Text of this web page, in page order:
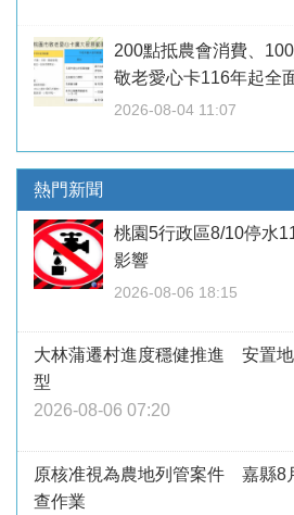
200點抵農會消費、
敬老愛心卡116年起全
2026-08-04 11:07
熱門新聞
桃園5行政區8/10停水
影響
2026-08-06 18:15
大林蒲遷村進度穩健推進 安置
型
2026-08-06 07:20
原核准視為農地列管案件 嘉縣8
查作業